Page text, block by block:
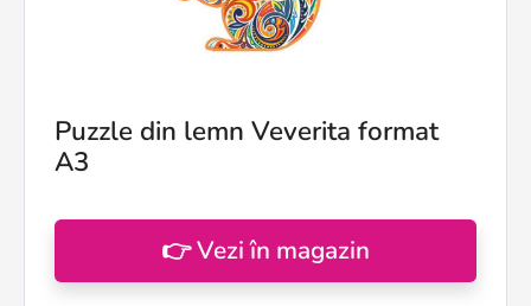
Puzzle din lemn Veverita format
A3
👉 Vezi în magazin